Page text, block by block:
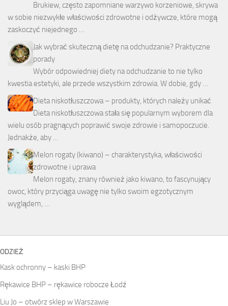
Brukiew, często zapomniane warzywo korzeniowe, skrywa
w sobie niezwykłe właściwości zdrowotne i odżywcze, które mogą
zaskoczyć niejednego …
Jak wybrać skuteczną dietę na odchudzanie? Praktyczne
porady
Wybór odpowiedniej diety na odchudzanie to nie tylko
kwestia estetyki, ale przede wszystkim zdrowia. W dobie, gdy …
Dieta niskotłuszczowa – produkty, których należy unikać
Dieta niskotłuszczowa stała się popularnym wyborem dla
wielu osób pragnących poprawić swoje zdrowie i samopoczucie.
Jednakże, aby …
Melon rogaty (kiwano) – charakterystyka, właściwości
zdrowotne i uprawa
Melon rogaty, znany również jako kiwano, to fascynujący
owoc, który przyciąga uwagę nie tylko swoim egzotycznym
wyglądem, …
ODZIEŻ
Kask ochronny – kaski BHP
Rękawice BHP – rękawice robocze Łodź
Liu Jo – otwórz sklep w Warszawie